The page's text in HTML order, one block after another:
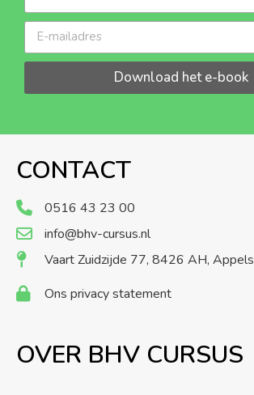
Download het e-book
CONTACT
0516 43 23 00
info@bhv-cursus.nl
Vaart Zuidzijde 77, 8426 AH,
Ons privacy statement
OVER BHV CURSUS